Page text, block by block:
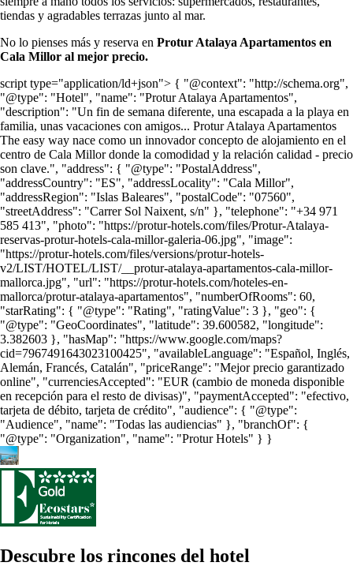
tiendas y agradables terrazas junto al mar.
No lo pienses más y reserva en Protur Atalaya Apartamentos en
Cala Millor al mejor precio.
script type="application/ld+json"> { "@context": "http://schema.org",
"@type": "Hotel", "name": "Protur Atalaya Apartamentos",
"description": "Un fin de semana diferente, una escapada a la playa en
familia, unas vacaciones con amigos... Protur Atalaya Apartamentos
The easy way nace como un innovador concepto de alojamiento en el
centro de Cala Millor donde la comodidad y la relación calidad - precio
son clave.", "address": { "@type": "PostalAddress",
"addressCountry": "ES", "addressLocality": "Cala Millor",
"addressRegion": "Islas Baleares", "postalCode": "07560",
"streetAddress": "Carrer Sol Naixent, s/n" }, "telephone": "+34 971
585 413", "photo": "https://protur-hotels.com/files/Protur-Atalaya-
reservas-protur-hotels-cala-millor-galeria-06.jpg", "image":
"https://protur-hotels.com/files/versions/protur-hotels-
v2/LIST/HOTEL/LIST/__protur-atalaya-apartamentos-cala-millor-
mallorca.jpg", "url": "https://protur-hotels.com/hoteles-en-
mallorca/protur-atalaya-apartamentos", "numberOfRooms": 60,
"starRating": { "@type": "Rating", "ratingValue": 3 }, "geo": {
"@type": "GeoCoordinates", "latitude": 39.600582, "longitude":
3.382603 }, "hasMap": "https://www.google.com/maps?
cid=7967491643023100425", "availableLanguage": "Español, Inglés,
Alemán, Francés, Catalán", "priceRange": "Mejor precio garantizado
online", "currenciesAccepted": "EUR (cambio de moneda disponible
en recepción para el resto de divisas)", "paymentAccepted": "efectivo,
tarjeta de débito, tarjeta de crédito", "audience": { "@type":
"Audience", "name": "Todas las audiencias" }, "branchOf": {
"@type": "Organization", "name": "Protur Hotels" } }
Descubre los rincones del hotel